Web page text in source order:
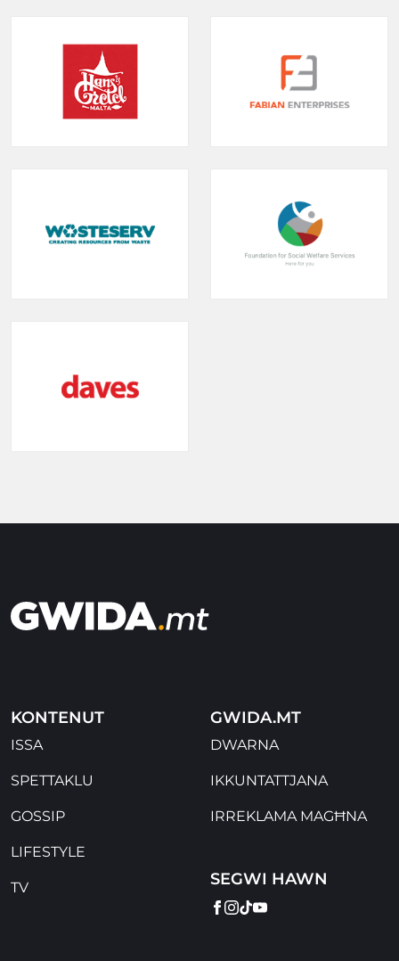
KONTENUT
ISSA
SPETTAKLU
GOSSIP
LIFESTYLE
TV
GWIDA.MT
DWARNA
IKKUNTATTJANA
IRREKLAMA MAGĦNA
SEGWI HAWN
FACEBOOK
INSTAGRAM
TIKTOK
YOUTUBE